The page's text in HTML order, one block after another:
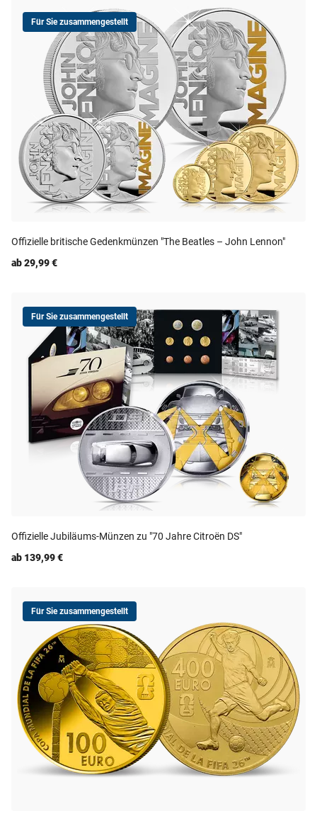
Für Sie zusammengestellt
Offizielle britische Gedenkmünzen "The Beatles – John Lennon"
ab 29,99 €
Für Sie zusammengestellt
Offizielle Jubiläums-Münzen zu "70 Jahre Citroën DS"
ab 139,99 €
Für Sie zusammengestellt